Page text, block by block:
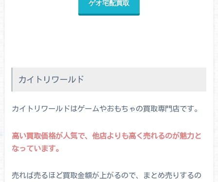
ゲオ宅配買取
カイトリワールド
カイトリワールドはゲームやおもちゃの買取専門店です。
高い買取価格が人気で、他店よりも高く売れるのが魅力と
なっています。
売れば売るほど買取金額が上がるので、まとめ売りするの